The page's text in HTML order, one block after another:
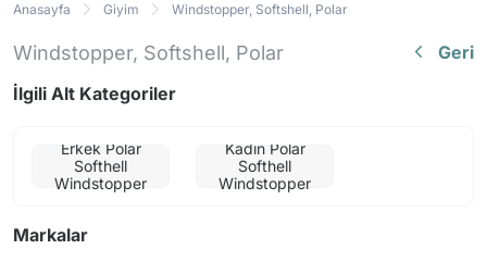
Anasayfa Giyim Windstopper, Softshell, Polar
Windstopper, Softshell, Polar
Geri
İlgili Alt Kategoriler
Erkek Polar
Softhell
Windstopper
Kadın Polar
Softhell
Windstopper
Markalar